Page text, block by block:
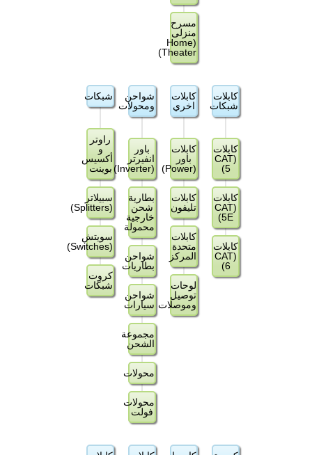
مسرح
منزلى
(Home
Theater)
شبكات
راوتر
و
أكسيس
بوينت
سبيلاتر
(Splitters)
سويتش
(Switches)
كروت
شبكات
شواحن
ومحولات
باور
انفيرتر
(Inverter)
بطارية
شحن
خارجية
محمولة
شواحن
بطاريات
شواحن
سيارات
مجموعة
الشحن
محولات
محولات
فولت
كابلات
اخري
كابلات
باور
(Power)
كابلات
تليفون
كابلات
متحدة
المركز
لوحات
توصيل
وموصلات
كابلات
شبكات
كابلات
(CAT
5)
كابلات
(CAT
5E)
كابلات
(CAT
6)